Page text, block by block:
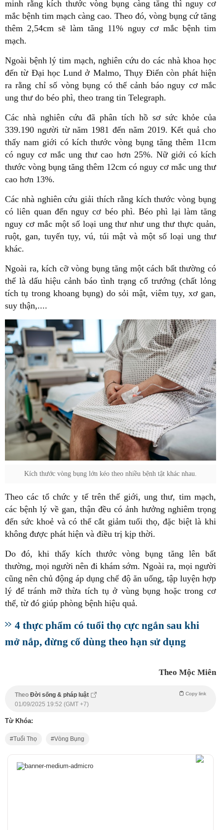
minh rằng kích thước vòng bụng càng tăng thì nguy cơ
mắc bệnh tim mạch càng cao. Theo đó, vòng bụng cứ tăng
thêm 2,54cm sẽ làm tăng 11% nguy cơ mắc bệnh tim
mạch.
Ngoài bệnh lý tim mạch, nghiên cứu do các nhà khoa học
đến từ Đại học Lund ở Malmo, Thụy Điển còn phát hiện
ra rằng chỉ số vòng bụng có thể cảnh báo nguy cơ mắc
ung thư do béo phì, theo trang tin Telegraph.
Các nhà nghiên cứu đã phân tích hồ sơ sức khỏe của
339.190 người từ năm 1981 đến năm 2019. Kết quả cho
thấy nam giới có kích thước vòng bụng tăng thêm 11cm
có nguy cơ mắc ung thư cao hơn 25%. Nữ giới có kích
thước vòng bụng tăng thêm 12cm có nguy cơ mắc ung thư
cao hơn 13%.
Các nhà nghiên cứu giải thích rằng kích thước vòng bụng
có liên quan đến nguy cơ béo phì. Béo phì lại làm tăng
nguy cơ mắc một số loại ung thư như ung thư thực quản,
ruột, gan, tuyến tụy, vú, túi mật và một số loại ung thư
khác.
Ngoài ra, kích cỡ vòng bụng tăng một cách bất thường có
thể là dấu hiệu cảnh báo tình trạng cổ trướng (chất lỏng
tích tụ trong khoang bụng) do sỏi mật, viêm tụy, xơ gan,
suy thận,....
Kích thước vòng bụng lớn kéo theo nhiều bệnh tật khác nhau.
Theo các tổ chức y tế trên thế giới, ung thư, tim mạch,
các bệnh lý về gan, thận đều có ảnh hưởng nghiêm trọng
đến sức khoẻ và có thể cắt giảm tuổi thọ, đặc biệt là khi
không được phát hiện và điều trị kịp thời.
Do đó, khi thấy kích thước vòng bụng tăng lên bất
thường, mọi người nên đi khám sớm. Ngoài ra, mọi người
cũng nên chủ động áp dụng chế độ ăn uống, tập luyện hợp
lý để tránh mỡ thừa tích tụ ở vùng bụng hoặc trong cơ
thể, từ đó giúp phòng bệnh hiệu quả.
4 thực phẩm có tuổi thọ cực ngắn sau khi
mở nắp, đừng cố dùng theo hạn sử dụng
Theo Mộc Miên
Theo Đời sống & pháp luật Copy link
01/09/2025 19:52 (GMT +7)
Từ Khóa:
Tuổi Thọ Vòng Bụng